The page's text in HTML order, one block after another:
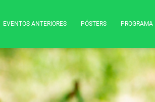
EVENTOS ANTERIORES PÓSTERS PROGRAMA